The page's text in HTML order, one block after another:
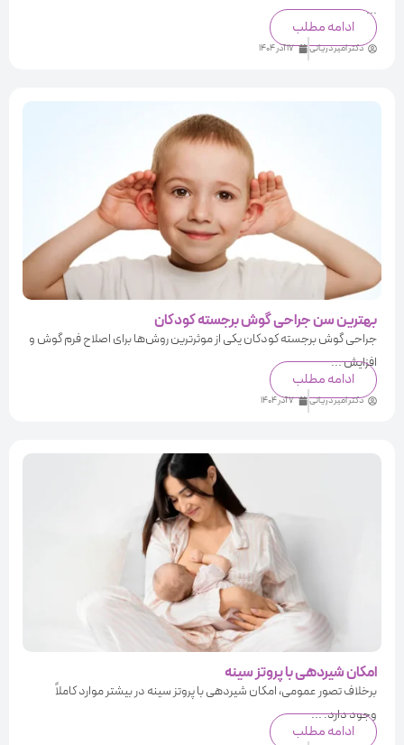
...
ادامه مطلب
دکتر امیر دریانی 17 آذر 1404
بهترین سن جراحی گوش برجسته کودکان
جراحی گوش برجسته کودکان یکی از موثرترین روش‌ها برای اصلاح فرم گوش و
افزایش ...
ادامه مطلب
دکتر امیر دریانی 7 آذر 1404
امکان شیردهی با پروتز سینه
برخلاف تصور عمومی، امکان شیردهی با پروتز سینه در بیشتر موارد کاملاً
وجود دارد. ...
ادامه مطلب